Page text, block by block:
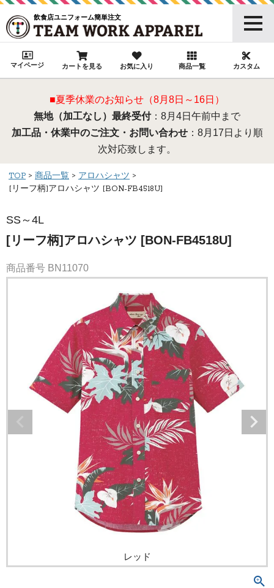
飲食店ユニフォーム簡単注文
マイページ カートを見る お気に入り 商品一覧 カスタム
■夏季休業のお知らせ（8月8日～16日）
無地（加工なし）最終受付：8月4日午前中まで
加工品・休業中のご注文・お問い合わせ：8月17日より順
次対応致します。
TOP 商品一覧
アロハシャツ
[リーフ柄]アロハシャツ [BON-FB4518U]
SS～4L
[リーフ柄]アロハシャツ [BON-FB4518U]
商品番号 BN11070
レッド